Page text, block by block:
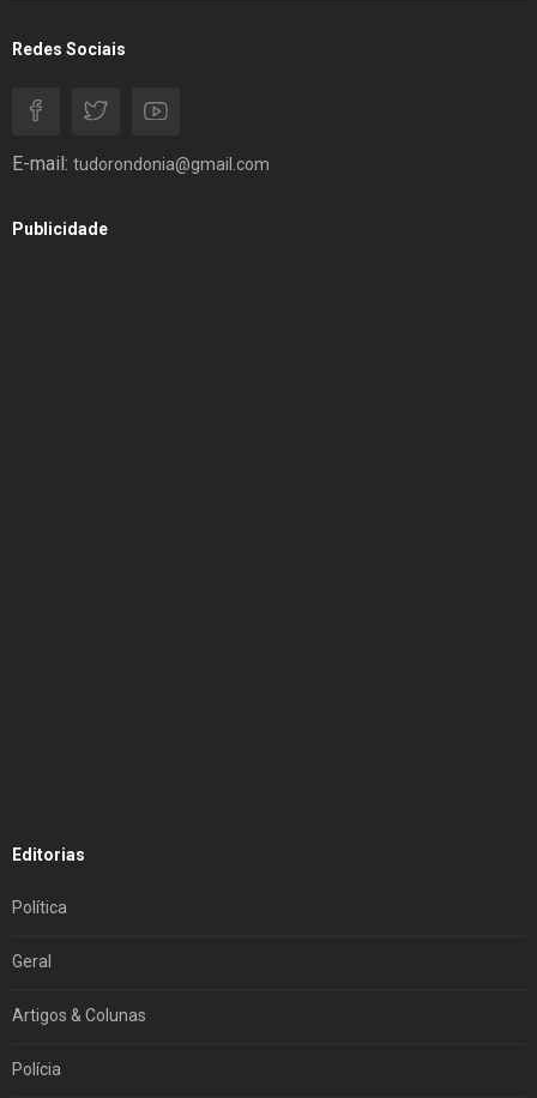
Redes Sociais
E-mail: tudorondonia@gmail.com
Publicidade
Editorias
Política
Geral
Artigos & Colunas
Polícia